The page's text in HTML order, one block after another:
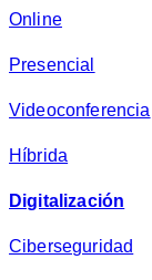
c
d
a
*
Online
Presencial
Videoconferencia
Híbrida
Digitalización
Ciberseguridad